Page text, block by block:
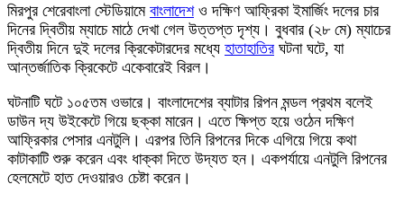
মিরপুর শেরেবাংলা স্টেডিয়ামে বাংলাদেশও দক্ষিণ আফ্রিকা ইমার্জিং দলের চার
দিনের দ্বিতীয় ম্যাচে মাঠে দেখা গেল উত্তপ্ত দৃশ্য। বুধবার (২৮ মে) ম্যাচের
দ্বিতীয় দিনে দুই দলের ক্রিকেটারদের মধ্যে হাতাহাতিরঘটনা ঘটে, যা
আন্তর্জাতিক ক্রিকেটে একেবারেই বিরল।
ঘটনাটি ঘটে ১০৫তম ওভারে। বাংলাদেশের ব্যাটার রিপন মন্ডল প্রথম বলেই
ডাউন দ্য উইকেটে গিয়ে ছক্কা মারেন। এতে ক্ষিপ্ত হয়ে ওঠেন দক্ষিণ
আফ্রিকার পেসার এনটুলি। এরপর তিনি রিপনের দিকে এগিয়ে গিয়ে কথা
কাটাকাটি শুরু করেন এবং ধাক্কা দিতে উদ্যত হন। একপর্যায়ে এনটুলি রিপনের
হেলমেটে হাত দেওয়ারও চেষ্টা করেন।